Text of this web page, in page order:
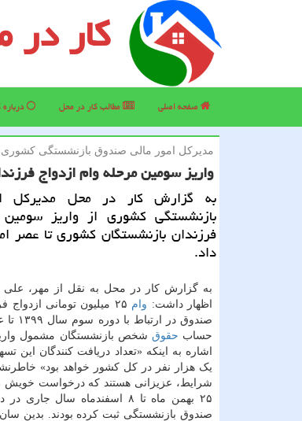
کار
صفحه اصلی مطالب كار در محل
مدیركل امور مالی صندوق بازنشستگی كشوری
واریز سومین مرحله وام ازدواج
به گزارش کار در محل مدیرکل
بازنشستگی کشوری از واریز سومین
فرزندان بازنشستگان کشوری تا عصر
داد.
به گزارش کار در محل به نقل از مهر، علی
اظهار داشت: وام
۲۵ میلیون تومانی
صندوق
حساب حقوق شخص بازنشستگان مشمول
اشاره به اینکه «تعداد دریافت کنندگان این
یک هزار نفر در کل کشور خواهد بود»
شرایط، عزیزانی هستند که درخواست خویش
۲۵ بهمن ماه تا ۸ اسفندماه سال جاری در درگاه